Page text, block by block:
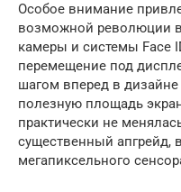
Особое внимание
возможной революции
камеры и системы Face
перемещение под
шагом вперед в
полезную площадь
практически не
существенный апгрейд,
мегапиксельного